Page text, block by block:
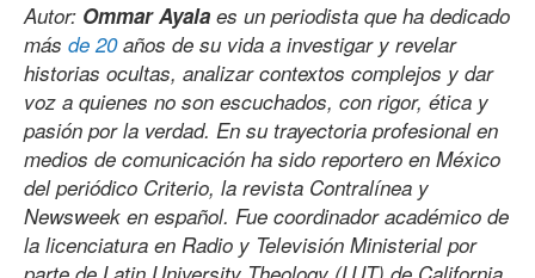
Autor: Ommar Ayala es un periodista que ha dedicado
más de 20años de su vida a investigar y revelar
historias ocultas, analizar contextos complejos y dar
voz a quienes no son escuchados, con rigor, ética y
pasión por la verdad. En su trayectoria profesional en
medios de comunicación ha sido reportero en México
del periódico Criterio, la revista Contralínea y
Newsweek en español. Fue coordinador académico de
la licenciatura en Radio y Televisión Ministerial por